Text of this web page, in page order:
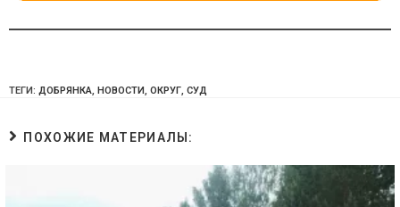
ТЕГИ: ДОБРЯНКА, НОВОСТИ, ОКРУГ, СУД
ПОХОЖИЕ МАТЕРИАЛЫ: